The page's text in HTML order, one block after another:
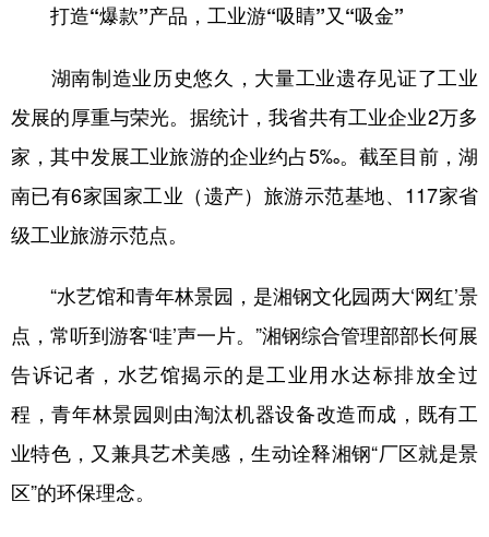
城市 旅游 能源 会展
公益 一带一路 亚太网 上市公司
文化产业
地方频道
北京 天津 河北 山西
辽宁 吉林 上海 江苏
浙江 安徽 福建 江西
山东 河南 湖北 湖南
广东 广西 海南 重庆
打造“爆款”产品，工业游“吸睛”又“吸金”
湖南制造业历史悠久，大量工业遗存见证了工业
发展的厚重与荣光。据统计，我省共有工业企业2万多
家，其中发展工业旅游的企业约占5‰。截至目前，湖
南已有6家国家工业（遗产）旅游示范基地、117家省
级工业旅游示范点。
“水艺馆和青年林景园，是湘钢文化园两大‘网红’景
点，常听到游客‘哇’声一片。”湘钢综合管理部部长何展
告诉记者，水艺馆揭示的是工业用水达标排放全过
程，青年林景园则由淘汰机器设备改造而成，既有工
业特色，又兼具艺术美感，生动诠释湘钢“厂区就是景
区”的环保理念。